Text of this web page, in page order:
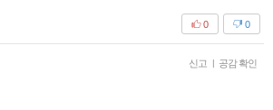
0
0
신고 | 공감 확인